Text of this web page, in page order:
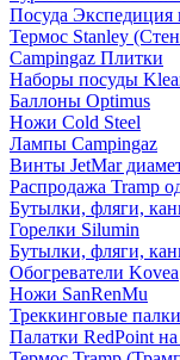
Посуда Экспедиция
Термос Stanley
Campingaz Плитки
Наборы посуды
Баллоны Optimus
Ножи Cold Steel
Лампы Campingaz
Винты JetMar
Распродажа Tramp
Бутылки, фляги,
Горелки Silumin
Бутылки, фляги,
Обогреватели Kovea
Ножи SanRenMu
Треккинговые
Палатки RedPoint на